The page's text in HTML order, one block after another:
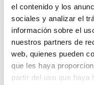
el contenido y los
sociales y analizar el
información sobre el
nuestros partners de
web, quienes pueden
que les haya
partir del uso que haya
Astekaria 86.PDF
POLÍTICA DE